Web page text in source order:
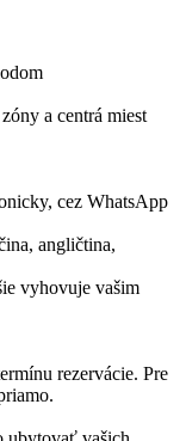
a centrá miest
cez WhatsApp
angličtina,
vyhovuje vašim
rezervácie. Pre